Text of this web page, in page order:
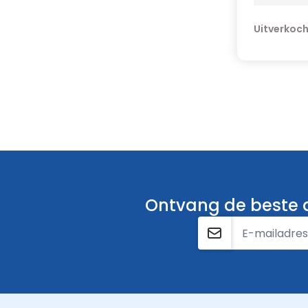
Ontvang de beste
E-mailadres